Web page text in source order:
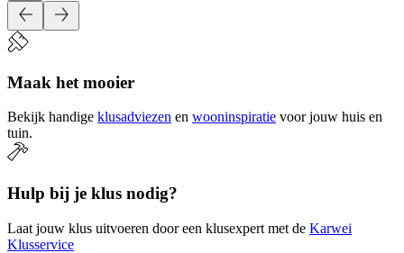
Maak het mooier
Bekijk handige klusadviezen en wooninspiratie voor jouw huis en
tuin.
Hulp bij je klus nodig?
Laat jouw klus uitvoeren door een klusexpert met de Karwei
Klusservice